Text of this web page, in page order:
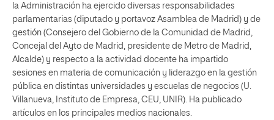
la Administración ha ejercido diversas responsabilidades
parlamentarias (diputado y portavoz Asamblea de Madrid) y de
gestión (Consejero del Gobierno de la Comunidad de Madrid,
Concejal del Ayto de Madrid, presidente de Metro de Madrid,
Alcalde) y respecto a la actividad docente ha impartido
sesiones en materia de comunicación y liderazgo en la gestión
pública en distintas universidades y escuelas de negocios (U.
Villanueva, Instituto de Empresa, CEU, UNIR). Ha publicado
artículos en los principales medios nacionales.